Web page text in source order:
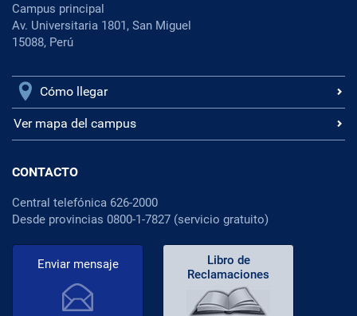
Campus principal
Av. Universitaria 1801, San Miguel
15088, Perú
Cómo llegar
Ver mapa del campus
CONTACTO
Central telefónica 626-2000
Desde provincias 0800-1-7827 (servicio gratuito)
Enviar mensaje
Libro de
Reclamaciones